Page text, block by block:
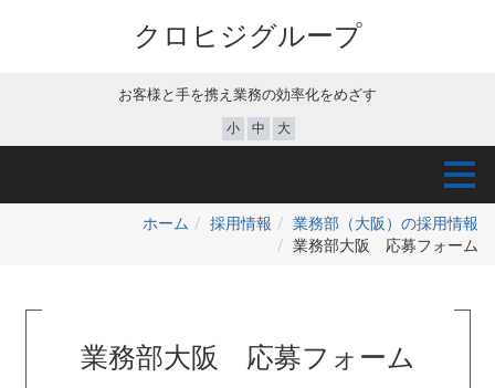
クロヒジグループ
お客様と手を携え業務の効率化をめざす
小 中 大
ホーム 採用情報
業務部（大阪）の採用情報
業務部大阪 応募フォーム
業務部大阪 応募フォーム